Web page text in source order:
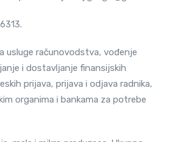
usluge računovodstva, vođenje
i dostavljanje finansijskih
prijava, prijava i odjava radnika,
organima i bankama za potrebe